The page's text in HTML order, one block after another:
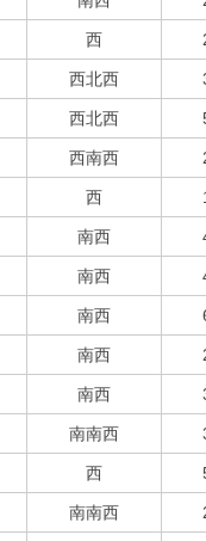
西
西北西
西北西
西南西
西
南西
南西
南西
南西
南西
南南西
西
南南西